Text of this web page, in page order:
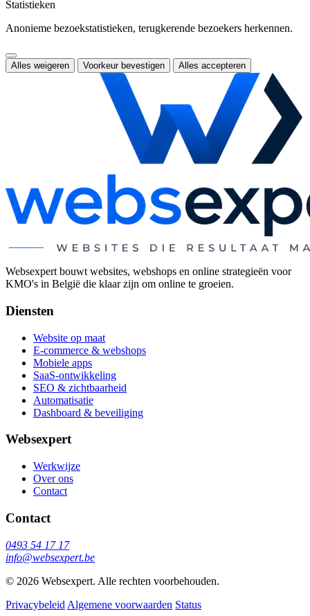
Statistieken
Anonieme bezoekstatistieken, terugkerende bezoekers herkennen.
Alles weigeren Voorkeur bevestigen Alles accepteren
Websexpert bouwt websites, webshops en online strategieën voor
KMO's in België die klaar zijn om online te groeien.
Diensten
Website op maat
E-commerce & webshops
Mobiele apps
SaaS-ontwikkeling
SEO & zichtbaarheid
Automatisatie
Dashboard & beveiliging
Websexpert
Werkwijze
Over ons
Contact
Contact
0493 54 17 17
info@websexpert.be
© 2026 Websexpert. Alle rechten voorbehouden.
Privacybeleid Algemene voorwaarden Status